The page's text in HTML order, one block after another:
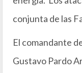
conjunta de las
El comandante
Gustavo Pardo